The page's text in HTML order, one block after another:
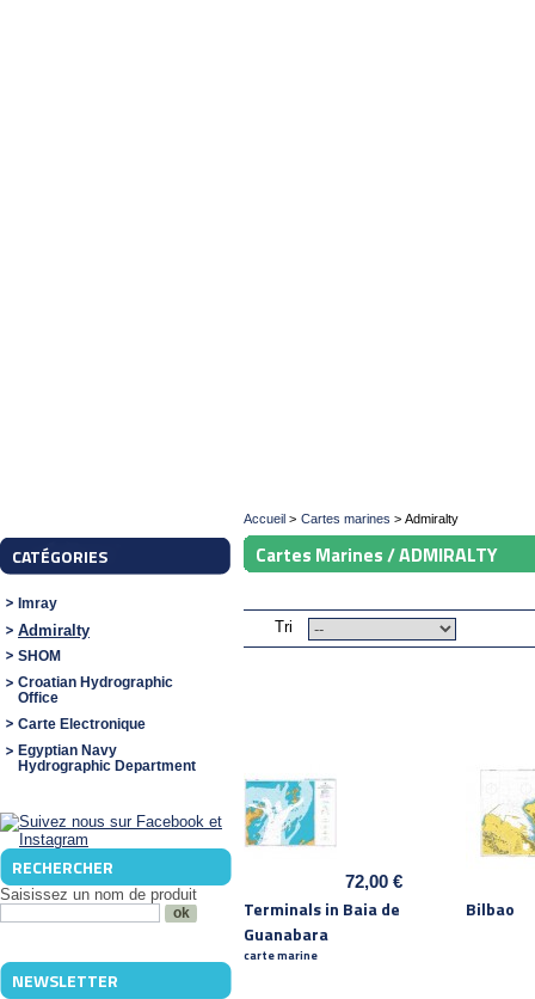
CATÉGORIES
Imray
Admiralty
SHOM
Croatian Hydrographic
Office
Carte Electronique
Egyptian Navy
Hydrographic Department
RECHERCHER
Saisissez un nom de produit
NEWSLETTER
Accueil > Cartes marines > Admiralty
Cartes Marines /ADMIRALTY
Tri
72,00 €
Terminals in Baia de
Guanabara
carte marine
Bilbao